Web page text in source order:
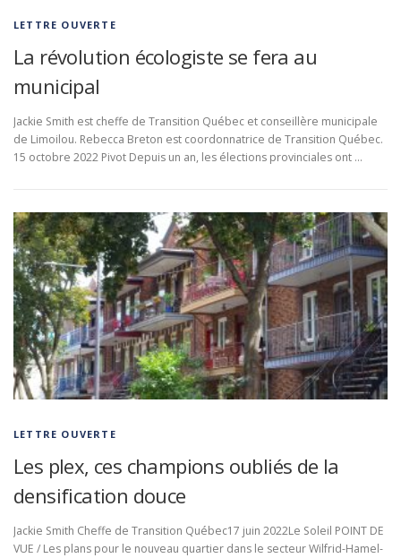
LETTRE OUVERTE
La révolution écologiste se fera au
municipal
Jackie Smith est cheffe de Transition Québec et conseillère municipale
de Limoilou. Rebecca Breton est coordonnatrice de Transition Québec.
15 octobre 2022 Pivot Depuis un an, les élections provinciales ont …
LETTRE OUVERTE
Les plex, ces champions oubliés de la
densification douce
Jackie Smith Cheffe de Transition Québec17 juin 2022Le Soleil POINT DE
VUE / Les plans pour le nouveau quartier dans le secteur Wilfrid-Hamel-